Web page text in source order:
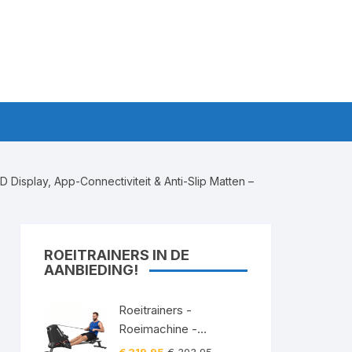
Display, App-Connectiviteit & Anti-Slip Matten –
ROEITRAINERS IN DE
AANBIEDING!
Roeitrainers -
Roeimachine -
Roeiapparaat -